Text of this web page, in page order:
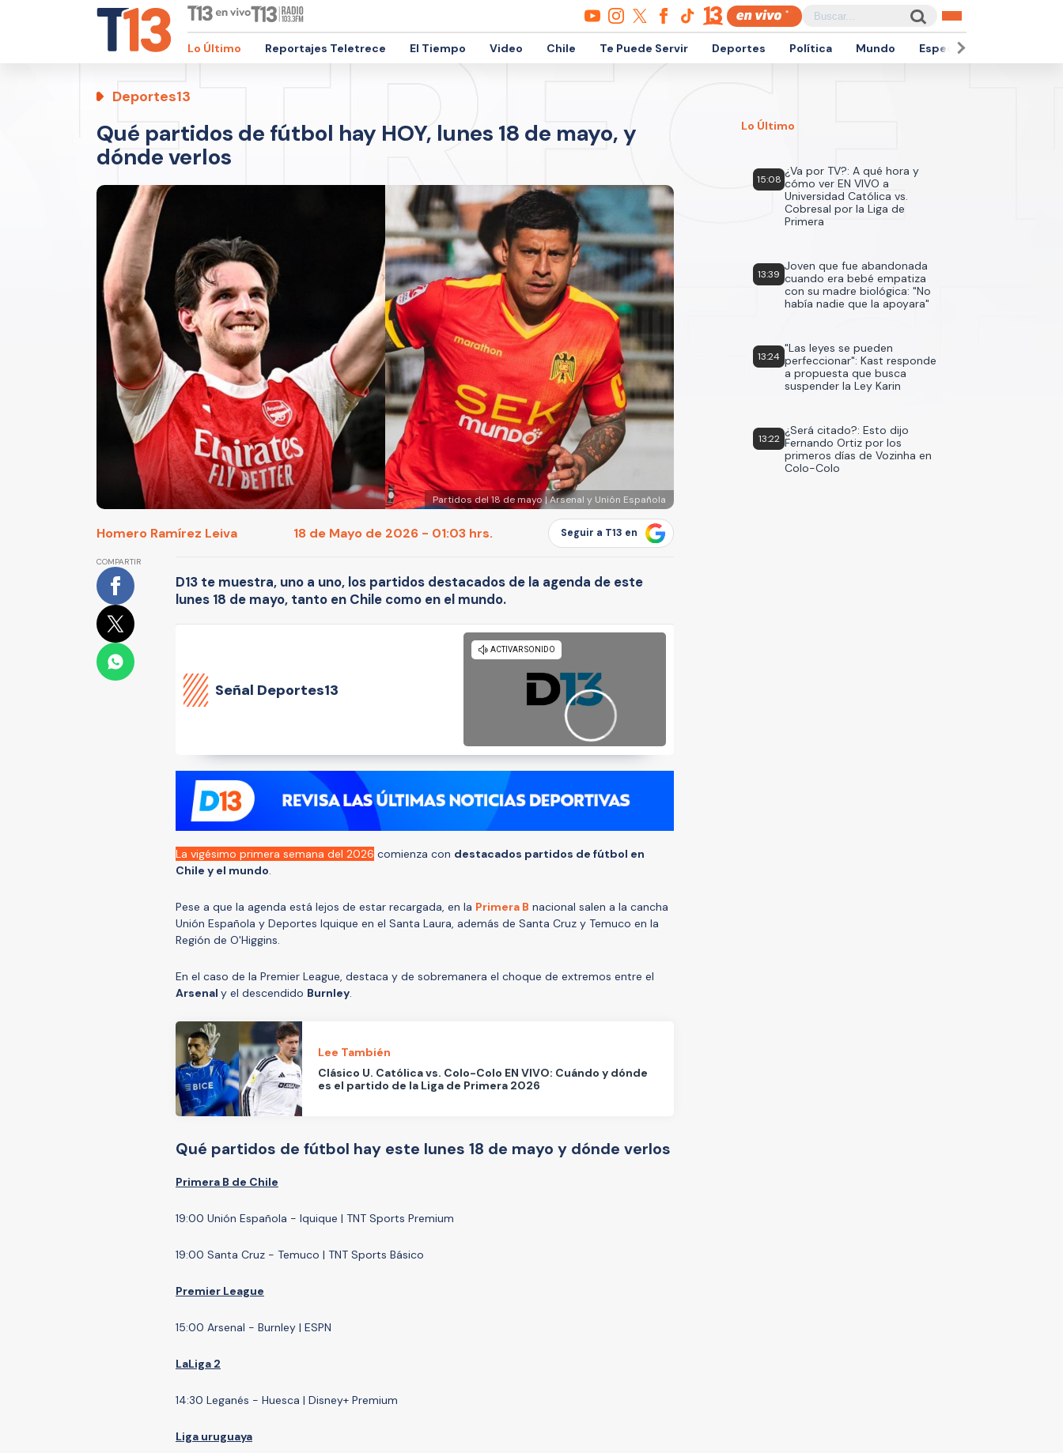
Lo Último Reportajes Teletrece El Tiempo Video Chile Te Puede Servir Deportes Política Mundo Espectáculos
Deportes13
Qué partidos de fútbol hay HOY, lunes 18 de mayo, y
dónde verlos
Partidos del 18 de mayo | Arsenal y Unión Española
Homero Ramírez Leiva 18 de Mayo de 2026 - 01:03 hrs. Seguir a T13 en
COMPARTIR
D13 te muestra, uno a uno, los partidos destacados de la agenda de este
lunes 18 de mayo, tanto en Chile como en el mundo.
Señal Deportes13
La vigésimo primera semana del 2026 comienza con destacados partidos de fútbol en
Chile y el mundo.
Pese a que la agenda está lejos de estar recargada, en la Primera B nacional salen a la cancha
Unión Española y Deportes Iquique en el Santa Laura, además de Santa Cruz y Temuco en la
Región de O'Higgins.
En el caso de la Premier League, destaca y de sobremanera el choque de extremos entre el
Arsenal y el descendido Burnley.
Lee También
Clásico U. Católica vs. Colo-Colo EN VIVO: Cuándo y dónde
es el partido de la Liga de Primera 2026
Qué partidos de fútbol hay este lunes 18 de mayo y dónde verlos
Primera B de Chile
19:00 Unión Española - Iquique | TNT Sports Premium
19:00 Santa Cruz - Temuco | TNT Sports Básico
Premier League
15:00 Arsenal - Burnley | ESPN
LaLiga 2
14:30 Leganés - Huesca | Disney+ Premium
Liga uruguaya
Lo Último
15:08
¿Va por TV?: A qué hora y
cómo ver EN VIVO a
Universidad Católica vs.
Cobresal por la Liga de
Primera
13:39
Joven que fue abandonada
cuando era bebé empatiza
con su madre biológica: "No
había nadie que la apoyara"
13:24
"Las leyes se pueden
perfeccionar": Kast responde
a propuesta que busca
suspender la Ley Karin
13:22
¿Será citado?: Esto dijo
Fernando Ortiz por los
primeros días de Vozinha en
Colo-Colo